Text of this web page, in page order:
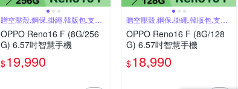
贈空壓殼,鋼保,掛繩,韓版包,支架,
噴劑
OPPO Reno16 F (8G/256
G) 6.57吋智慧手機
$19,990
贈空壓殼,鋼保,掛繩,韓版包,支架,
噴劑
OPPO Reno16 F (8G/128
G) 6.57吋智慧手機
$18,990